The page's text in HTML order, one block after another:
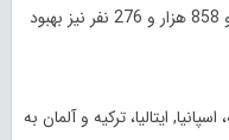
خود را از دست داده اند. تعداد 90 میلیون و 858 هزار و 276 نفر نیز بهبود
ایتالیا، ترکیه و آلمان به